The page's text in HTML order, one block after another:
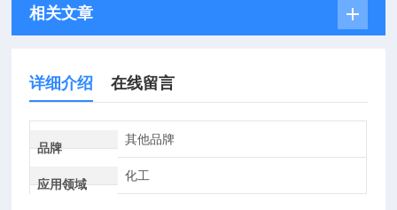
相关文章
详细介绍 在线留言
品牌
其他品牌
应用领域
化工